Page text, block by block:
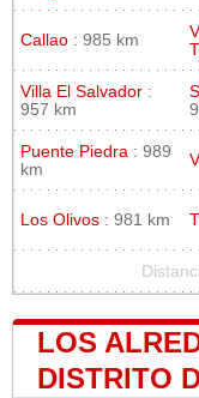
Callao : 985 km
Villa El Salvador :
957 km
Puente Piedra : 989
km
Los Olivos : 981 km
LOS
DISTRITO